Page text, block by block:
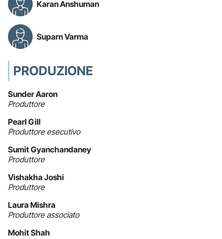
Karan Anshuman
Suparn Varma
PRODUZIONE
Sunder Aaron
Produttore
Pearl Gill
Produttore esecutivo
Sumit Gyanchandaney
Produttore
Vishakha Joshi
Produttore
Laura Mishra
Produttore associato
Mohit Shah